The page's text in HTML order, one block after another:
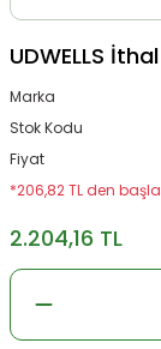
UDWELLS
Marka
Stok Kodu
Fiyat
*206,82 TL den
2.204,16 TL